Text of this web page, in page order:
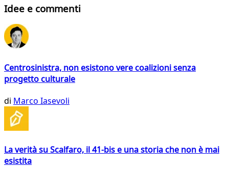
Idee e commenti
Centrosinistra, non esistono vere coalizioni senza
progetto culturale
di Marco Iasevoli
La verità su Scalfaro, il 41-bis e una storia che non è mai
esistita